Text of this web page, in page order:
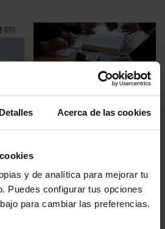
Detalles Acerca de las cookies
y de analítica para mejorar tu
Puedes configurar tus opciones
para cambiar las preferencias.
Las Conferencias de
los Lunes
analizarán en